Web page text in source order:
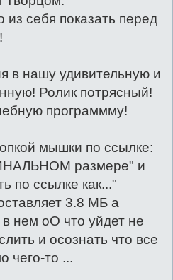
себя показать перед
в нашу удивительную и
Ролик потрясный!
программму!
мышки по ссылке:
размере" и
по ссылке как..."
3.8 МБ а
нем оО что уйдет не
и осознать что все
чего-то ...